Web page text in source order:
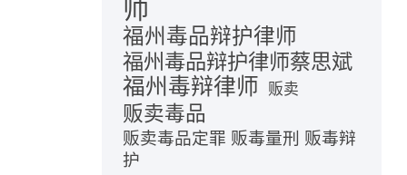
师
福州毒品辩护律师
福州毒品辩护律师蔡思斌
福州毒辩律师 贩卖
贩卖毒品
贩卖毒品定罪 贩毒量刑 贩毒辩
护